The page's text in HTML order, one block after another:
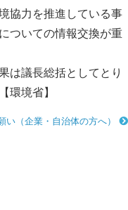
協力 を推進している事
ついての情報交換が重
は議長総括としてとり
環境省】
い（企業・自治体の方へ）